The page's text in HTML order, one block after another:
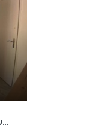
Chaleureux T3 centre station, avec vue sur les pistes